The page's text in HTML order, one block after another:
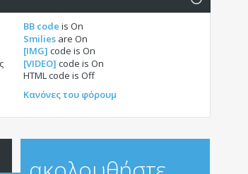
BB code is On
Smiliesare On
[IMG] code is On
[VIDEO] code is On
HTML code is Off
Κανόνες του φόρουμ